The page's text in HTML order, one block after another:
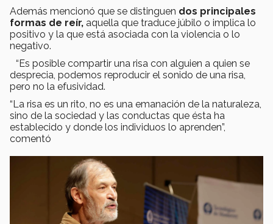
Además mencionó que se distinguen dos principales
formas de reír, aquella que traduce júbilo o implica lo
positivo y la que está asociada con la violencia o lo
negativo.
“Es posible compartir una risa con alguien a quien se
desprecia, podemos reproducir el sonido de una risa,
pero no la efusividad.
“La risa es un rito, no es una emanación de la naturaleza,
sino de la sociedad y las conductas que ésta ha
establecido y donde los individuos lo aprenden”,
comentó